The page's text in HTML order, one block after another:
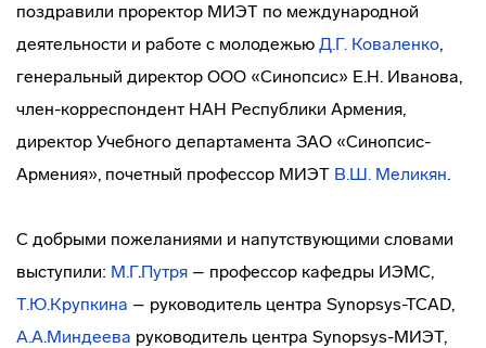
поздравили проректор МИЭТ по международной
деятельности и работе с молодежью Д.Г. Коваленко,
генеральный директор ООО «Синопсис» Е.Н. Иванова,
член-корреспондент НАН Республики Армения,
директор Учебного департамента ЗАО «Синопсис-
Армения», почетный профессор МИЭТ В.Ш. Меликян.
С добрыми пожеланиями и напутствующими словами
выступили: М.Г.Путря – профессор кафедры ИЭМС,
Т.Ю.Крупкина – руководитель центра Synopsys-TCAD,
А.А.Миндеева руководитель центра Synopsys-МИЭТ,